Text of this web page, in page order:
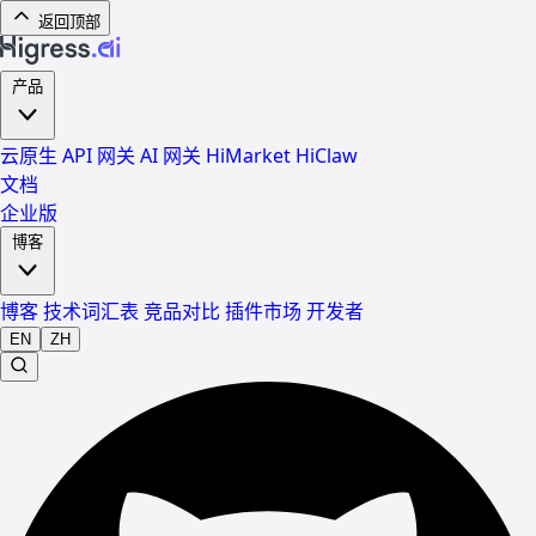
返回顶部
云原生 API 网关 AI 网关 HiMarket HiClaw
文档
企业版
博客技术词汇表 竞品对比 插件市场 开发者
EN ZH